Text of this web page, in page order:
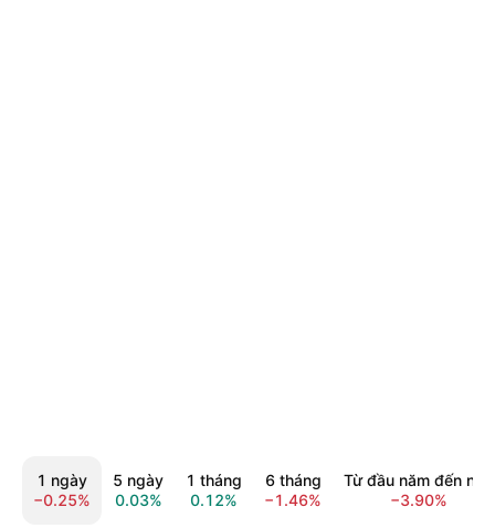
1 ngày
−0.25%
5 ngày
0.03%
1 tháng
0.12%
6 tháng
−1.46%
Từ đầu năm đến nay
−3.90%